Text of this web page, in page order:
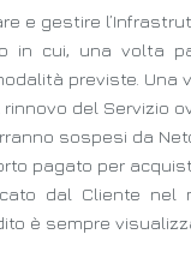
e gestire
in cui, una
previste. Una
del Servizio
sospesi da
pagato per
dal Cliente nel
è sempre